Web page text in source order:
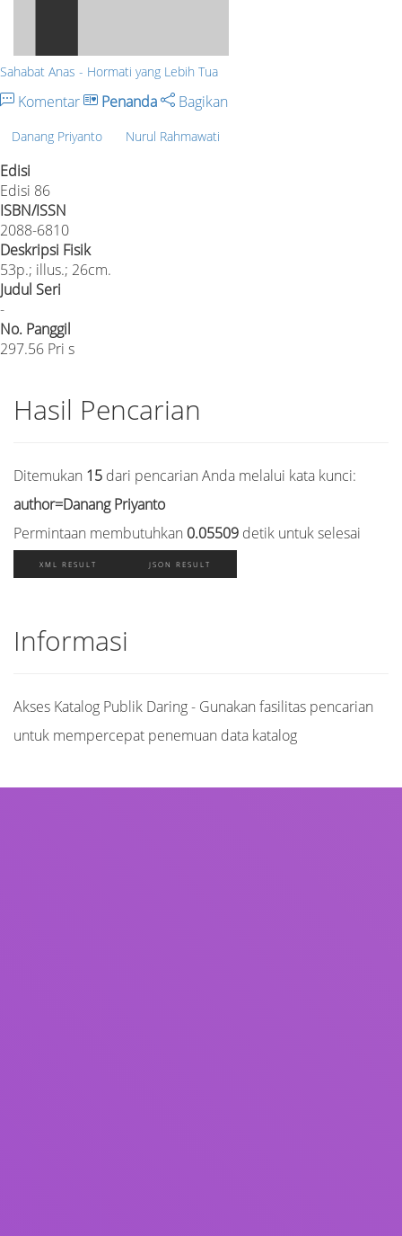
Sahabat Anas - Hormati yang Lebih Tua
Komentar Penanda Bagikan
Danang Priyanto Nurul Rahmawati
Edisi
Edisi 86
ISBN/ISSN
2088-6810
Deskripsi Fisik
53p.; illus.; 26cm.
Judul Seri
-
No. Panggil
297.56 Pri s
Hasil Pencarian
Ditemukan 15 dari pencarian Anda melalui kata kunci:
author=Danang Priyanto
Permintaan membutuhkan 0.05509 detik untuk selesai
XML RESULT JSON RESULT
Informasi
Akses Katalog Publik Daring - Gunakan fasilitas pencarian
untuk mempercepat penemuan data katalog